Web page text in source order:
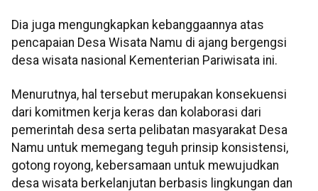
Dia juga mengungkapkan kebanggaannya atas
pencapaian Desa Wisata Namu di ajang bergengsi
desa wisata nasional Kementerian Pariwisata ini.
Menurutnya, hal tersebut merupakan konsekuensi
dari komitmen kerja keras dan kolaborasi dari
pemerintah desa serta pelibatan masyarakat Desa
Namu untuk memegang teguh prinsip konsistensi,
gotong royong, kebersamaan untuk mewujudkan
desa wisata berkelanjutan berbasis lingkungan dan